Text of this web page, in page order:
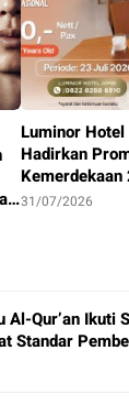
Luminor
Hadirkan
Kemerdekaan
Staycation
31/07/2026
Al-Qur’an
Standar